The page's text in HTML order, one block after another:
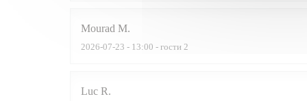
Mourad M
2026-07-23 - 13:00 - гости 2
Luc R